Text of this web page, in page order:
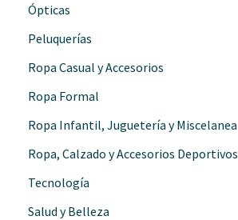
Ópticas
Peluquerías
Ropa Casual y Accesorios
Ropa Formal
Ropa Infantil, Juguetería y Miscelanea
Ropa, Calzado y Accesorios Deportivos
Tecnología
Salud y Belleza